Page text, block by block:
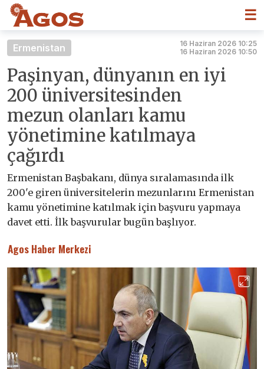
☰
Ermenistan
16 Haziran 2026 10:25
16 Haziran 2026 10:50
Paşinyan, dünyanın en iyi
200 üniversitesinden
mezun olanları kamu
yönetimine katılmaya
çağırdı
Ermenistan Başbakanı, dünya sıralamasında ilk
200'e giren üniversitelerin mezunlarını Ermenistan
kamu yönetimine katılmak için başvuru yapmaya
davet etti. İlk başvurular bugün başlıyor.
Agos Haber Merkezi